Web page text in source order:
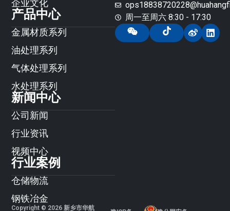
企业文化
产品中心
金属材质系列
油处理系列
气体处理系列
水处理系列
新闻中心
公司新闻
行业资讯
视频中心
行业案例
仓储物流
钢铁冶金
周一至周六 8:30 - 17:30
Copyright © 2026 新乡市华航